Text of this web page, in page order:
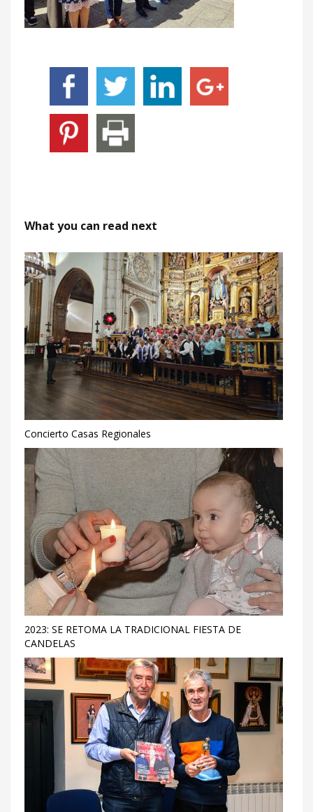
What you can read next
Concierto Casas Regionales
2023: SE RETOMA LA TRADICIONAL FIESTA DE
CANDELAS